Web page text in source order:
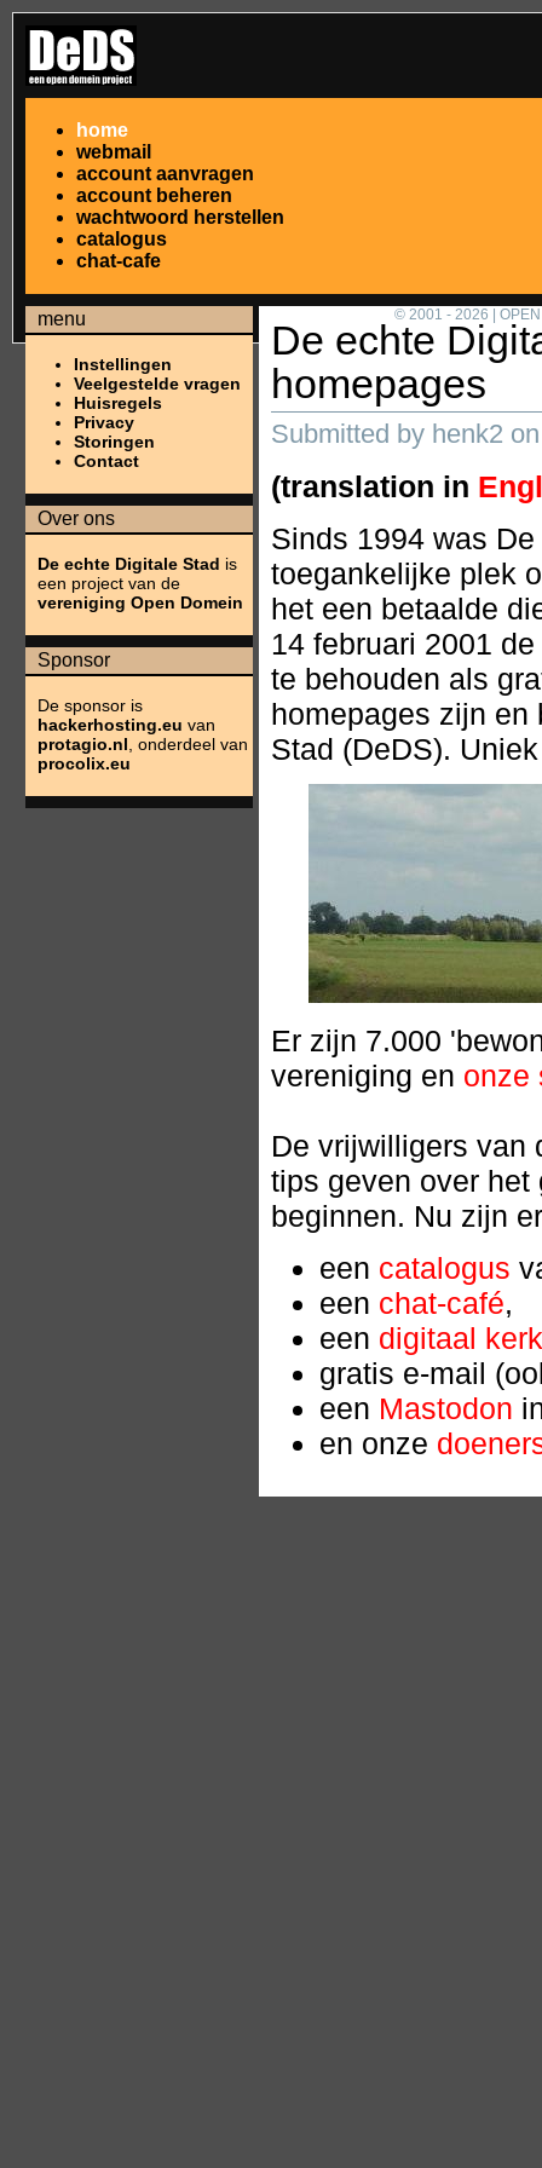
home
webmail
account aanvragen
account beheren
wachtwoord herstellen
catalogus
chat-cafe
menu
Instellingen
Veelgestelde vragen
Huisregels
Privacy
Storingen
Contact
Over ons
De echte Digitale Stad is
een project van de
vereniging Open Domein
Sponsor
De sponsor is
hackerhosting.eu van
protagio.nl , onderdeel van
procolix.eu
De echte
homepages
Submitted by henk2
(translation in
Sinds 1994 was
toegankelijke plek
het een betaalde
14 februari 2001
te behouden als
homepages zijn
Stad (DeDS).
Er zijn 7.000
vereniging en onze
De vrijwilligers van
tips geven over het
beginnen. Nu zijn
een catalogus
een chat-café,
een digitaal
gratis e-mail
een Mastodon
en onze
© 2001 - 2026 |